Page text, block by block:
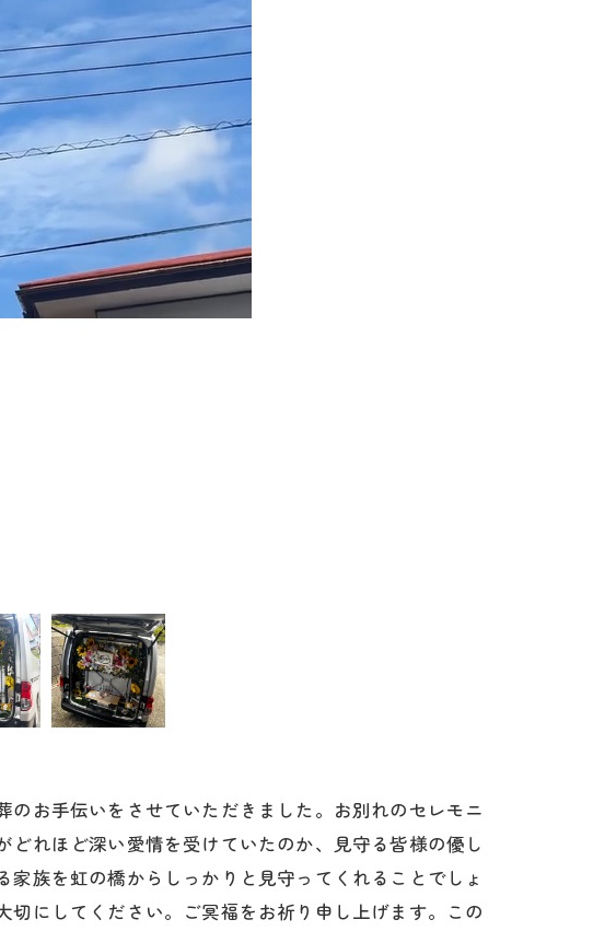
お手伝いをさせていただきました。お別れのセレモニ
れほど深い愛情を受けていたのか、見守る皆様の優し
族を虹の橋からしっかりと見守ってくれることでしょ
にしてください。ご冥福をお祈り申し上げます。この